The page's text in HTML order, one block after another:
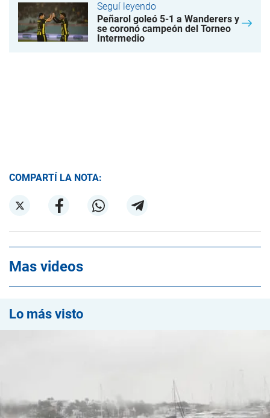
Seguí leyendo
Peñarol goleó 5-1 a Wanderers y
se coronó campeón del Torneo
Intermedio
COMPARTÍ LA NOTA:
Mas videos
Lo más visto